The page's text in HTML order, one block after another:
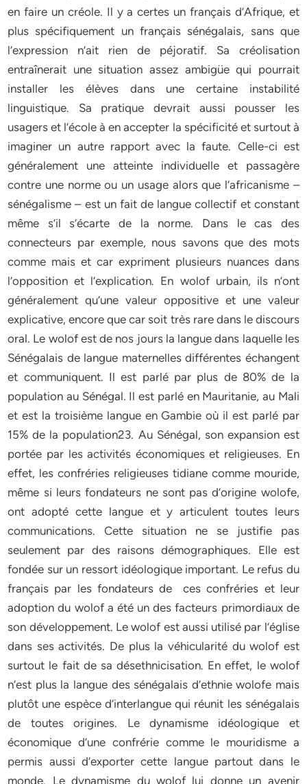
en faire un créole. Il y a certes un français d’Afrique, et
plus spécifiquement un français sénégalais, sans que
l’expression n’ait rien de péjoratif. Sa créolisation
entraînerait une situation assez ambigüe qui pourrait
installer les élèves dans une certaine instabilité
linguistique. Sa pratique devrait aussi pousser les
usagers et l’école à en accepter la spécificité et surtout à
imaginer un autre rapport avec la faute. Celle-ci est
généralement une atteinte individuelle et passagère
contre une norme ou un usage alors que l’africanisme –
sénégalisme – est un fait de langue collectif et constant
même s’il s’écarte de la norme. Dans le cas des
connecteurs par exemple, nous savons que des mots
comme mais et car expriment plusieurs nuances dans
l’opposition et l’explication. En wolof urbain, ils n’ont
généralement qu’une valeur oppositive et une valeur
explicative, encore que car soit très rare dans le discours
oral. Le wolof est de nos jours la langue dans laquelle les
Sénégalais de langue maternelles différentes échangent
et communiquent. Il est parlé par plus de 80% de la
population au Sénégal. Il est parlé en Mauritanie, au Mali
et est la troisième langue en Gambie où il est parlé par
15% de la population23. Au Sénégal, son expansion est
portée par les activités économiques et religieuses. En
effet, les confréries religieuses tidiane comme mouride,
même si leurs fondateurs ne sont pas d’origine wolofe,
ont adopté cette langue et y articulent toutes leurs
communications. Cette situation ne se justifie pas
seulement par des raisons démographiques. Elle est
fondée sur un ressort idéologique important. Le refus du
français par les fondateurs de ces confréries et leur
adoption du wolof a été un des facteurs primordiaux de
son développement. Le wolof est aussi utilisé par l’église
dans ses activités. De plus la véhicularité du wolof est
surtout le fait de sa désethnicisation. En effet, le wolof
n’est plus la langue des sénégalais d’ethnie wolofe mais
plutôt une espèce d’interlangue qui réunit les sénégalais
de toutes origines. Le dynamisme idéologique et
économique d’une confrérie comme le mouridisme a
permis aussi d’exporter cette langue partout dans le
monde. Le dynamisme du wolof lui donne un avenir